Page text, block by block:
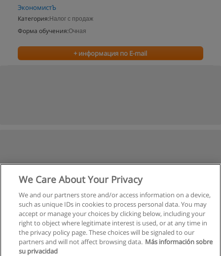
ЭкономистЪ
Категория: Налог с продаж
Форма обучения:Очная
+ информация по E-mail
We Care About Your Privacy
We and our partners store and/or access information on a device,
such as unique IDs in cookies to process personal data. You may
accept or manage your choices by clicking below, including your
right to object where legitimate interest is used, or at any time in
the privacy policy page. These choices will be signaled to our
partners and will not affect browsing data. Más información sobre
su privacidad